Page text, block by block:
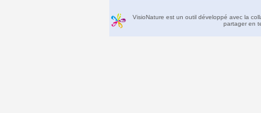
VisioNature est un outil développé avec la
partager en